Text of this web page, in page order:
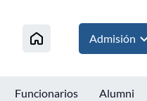
Admisión
Funcionarios Alumni